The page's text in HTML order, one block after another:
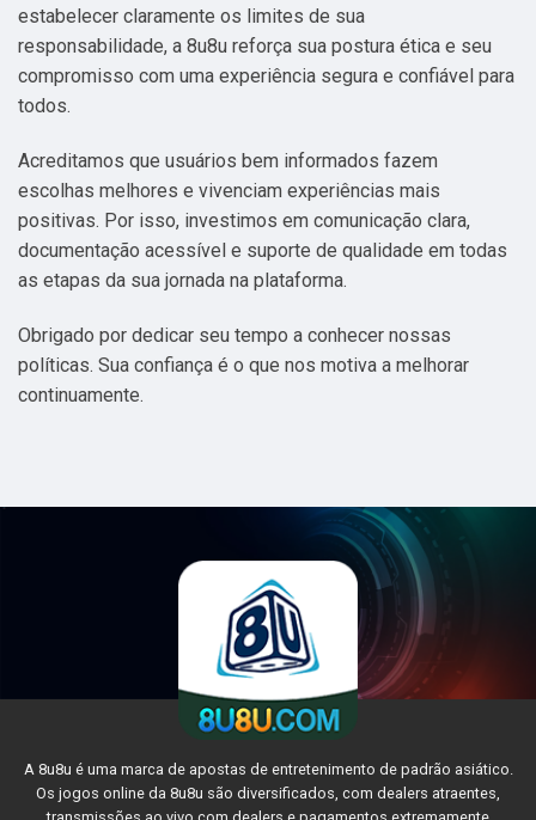
estabelecer claramente os limites de sua
responsabilidade, a 8u8u reforça sua postura ética e seu
compromisso com uma experiência segura e confiável para
todos.
Acreditamos que usuários bem informados fazem
escolhas melhores e vivenciam experiências mais
positivas. Por isso, investimos em comunicação clara,
documentação acessível e suporte de qualidade em todas
as etapas da sua jornada na plataforma.
Obrigado por dedicar seu tempo a conhecer nossas
políticas. Sua confiança é o que nos motiva a melhorar
continuamente.
A 8u8u é uma marca de apostas de entretenimento de padrão asiático.
Os jogos online da 8u8u são diversificados, com dealers atraentes,